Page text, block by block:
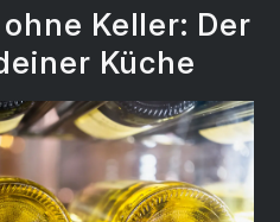
Keller: Der
Küche